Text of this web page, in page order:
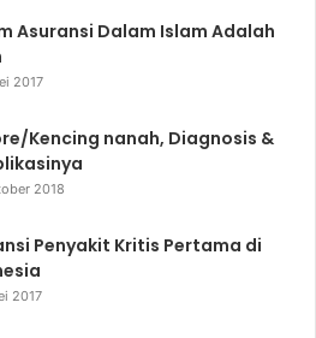
Asuransi Dalam Islam Adalah
2017
Kencing nanah, Diagnosis &
2018
Penyakit Kritis Pertama di
2017